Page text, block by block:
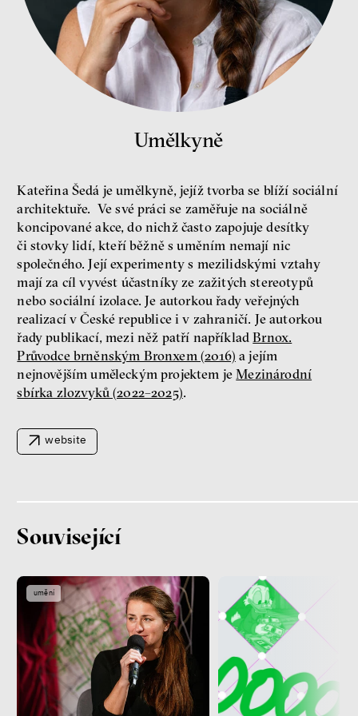
pravidla
Jeffrey A. Winters
Petr Bittner
peníze
Nová pravidla
Jakub Rákosník
Ondřej Slačálek
Miroslav Palanský
Lucie Trlifajová
Kateřina Smejkalová
nerovnost ekonomika
Fotogalerie IF 2025
Seznamky, skinnyTok a nový
konzervatismus: mapa
Umělkyně
Kateřina Šedá je umělkyně, jejíž tvorba se blíží sociální
architektuře. Ve své práci se zaměřuje na sociálně
koncipované akce, do nichž často zapojuje desítky
či stovky lidí, kteří běžně s uměním nemají nic
společného. Její experimenty s mezilidskými vztahy
mají za cíl vyvést účastníky ze zažitých stereotypů
nebo sociální izolace. Je autorkou řady veřejných
realizací v České republice i v zahraničí. Je autorkou
řady publikací, mezi něž patří napříkladBrnox.
Průvodce brněnským Bronxem (2016) a jejím
nejnovějším uměleckým projektem jeMezinárodní
sbírka zlozvyků (2022–2025).
website
Související
umění